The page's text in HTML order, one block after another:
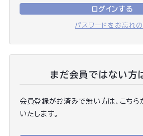
ログインする
パスワードをお忘れ
まだ会員ではない方
会員登録がお済みで無い方は、こち
いたします。